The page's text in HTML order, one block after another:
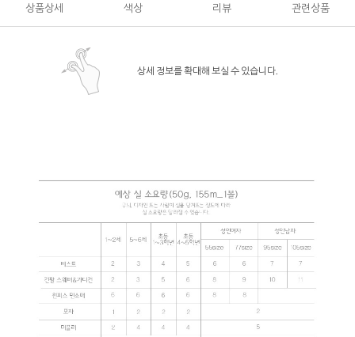
상품상세 색상 리뷰 관련상품
상세 정보를 확대해 보실 수 있습니다.